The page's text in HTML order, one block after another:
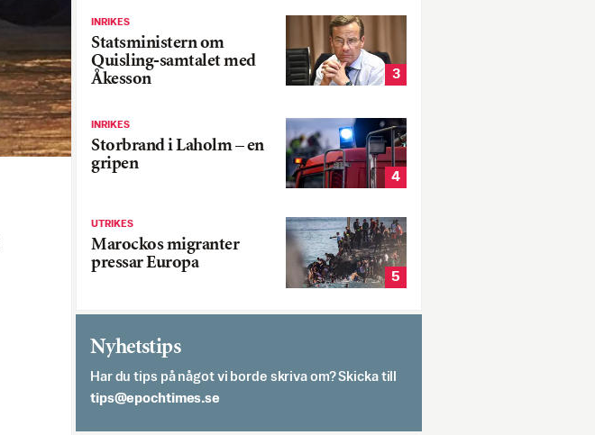
INRIKES
Statsministern om
Quisling-samtalet med
Åkesson
3
INRIKES
Storbrand i Laholm – en
gripen
4
UTRIKES
Marockos migranter
pressar Europa
5
Nyhetstips
Har du tips på något vi borde skriva om? Skicka till
es.semithcope@spit